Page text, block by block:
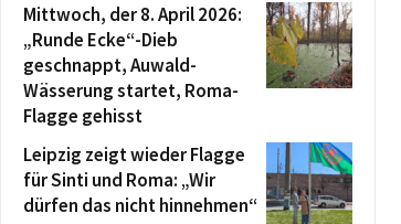
Mittwoch, der 8. April 2026:
„Runde Ecke“-Dieb
geschnappt, Auwald-
Wässerung startet, Roma-
Flagge gehisst
Leipzig zeigt wieder Flagge
für Sinti und Roma: „Wir
dürfen das nicht hinnehmen“